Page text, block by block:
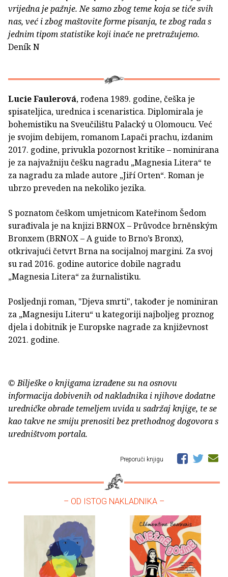
vrijedna je pažnje. Ne samo zbog teme koja se tiče svih
nas, već i zbog maštovite forme pisanja, te zbog rada s
jednim tipom statistike koji inače ne pretražujemo.
Deník N
Lucie Faulerová, rođena 1989. godine, češka je
spisateljica, urednica i scenaristica. Diplomirala je
bohemistiku na Sveučilištu Palacký u Olomoucu. Već
je svojim debijem, romanom Lapači prachu, izdanim
2017. godine, privukla pozornost kritike – nominirana
je za najvažniju češku nagradu „Magnesia Litera“ te
za nagradu za mlade autore „Jiří Orten“. Roman je
ubrzo preveden na nekoliko jezika.
S poznatom češkom umjetnicom Kateřinom Šedom
surađivala je na knjizi BRNOX – Průvodce brněnským
Bronxem (BRNOX – A guide to Brno’s Bronx),
otkrivajući četvrt Brna na socijalnoj margini. Za svoj
su rad 2016. godine autorice dobile nagradu
„Magnesia Litera“ za žurnalistiku.
Posljednji roman, "Djeva smrti", također je nominiran
za „Magnesiju Literu“ u kategoriji najboljeg proznog
djela i dobitnik je Europske nagrade za književnost
2021. godine.
© Bilješke o knjigama izrađene su na osnovu
informacija dobivenih od nakladnika i njihove dodatne
uredničke obrade temeljem uvida u sadržaj knjige, te se
kao takve ne smiju prenositi bez prethodnog dogovora s
uredništvom portala.
Preporuči knjigu
– OD ISTOG NAKLADNIKA –